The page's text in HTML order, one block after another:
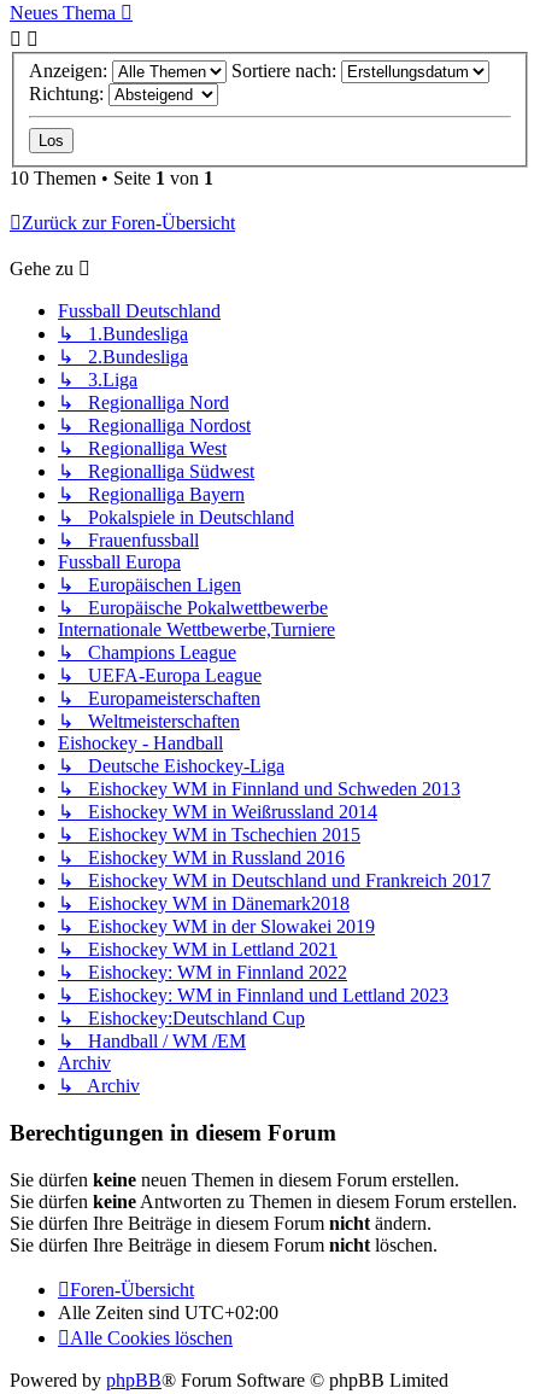
Neues Thema
Anzeigen:
Sortiere nach:
Richtung:
10 Themen • Seite 1 von 1
Zurück zur Foren-Übersicht
Gehe zu
Fussball Deutschland
↳ 1.Bundesliga
↳ 2.Bundesliga
↳ 3.Liga
↳ Regionalliga Nord
↳ Regionalliga Nordost
↳ Regionalliga West
↳ Regionalliga Südwest
↳ Regionalliga Bayern
↳ Pokalspiele in Deutschland
↳ Frauenfussball
Fussball Europa
↳ Europäischen Ligen
↳ Europäische Pokalwettbewerbe
Internationale Wettbewerbe,Turniere
↳ Champions League
↳ UEFA-Europa League
↳ Europameisterschaften
↳ Weltmeisterschaften
Eishockey - Handball
↳ Deutsche Eishockey-Liga
↳ Eishockey WM in Finnland und Schweden 2013
↳ Eishockey WM in Weißrussland 2014
↳ Eishockey WM in Tschechien 2015
↳ Eishockey WM in Russland 2016
↳ Eishockey WM in Deutschland und Frankreich 2017
↳ Eishockey WM in Dänemark2018
↳ Eishockey WM in der Slowakei 2019
↳ Eishockey WM in Lettland 2021
↳ Eishockey: WM in Finnland 2022
↳ Eishockey: WM in Finnland und Lettland 2023
↳ Eishockey:Deutschland Cup
↳ Handball / WM /EM
Archiv
↳ Archiv
Berechtigungen in diesem Forum
Sie dürfen keine neuen Themen in diesem Forum erstellen.
Sie dürfen keine Antworten zu Themen in diesem Forum erstellen.
Sie dürfen Ihre Beiträge in diesem Forum nicht ändern.
Sie dürfen Ihre Beiträge in diesem Forum nicht löschen.
Foren-Übersicht
Alle Zeiten sind UTC+02:00
Alle Cookies löschen
Powered by phpBB® Forum Software © phpBB Limited